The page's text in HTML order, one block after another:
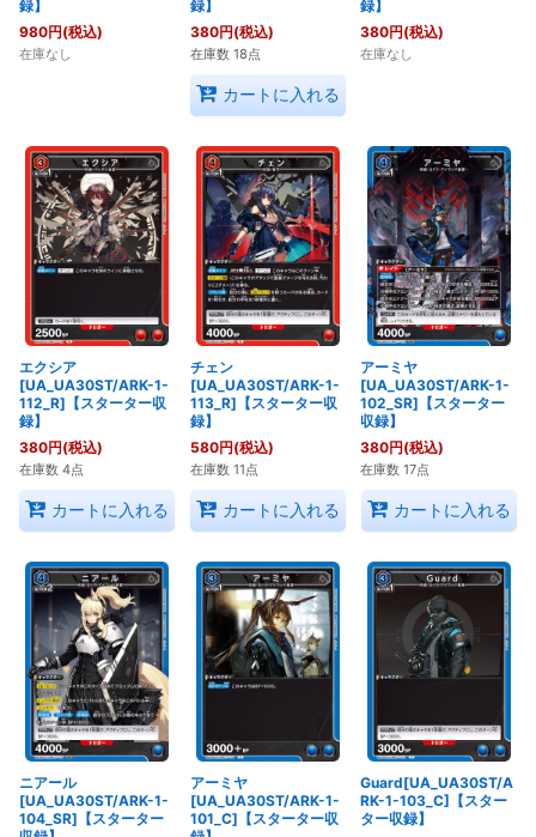
録】
980円(税込)
在庫なし
録】
380円(税込)
在庫数 18点
カートに入れる
録】
380円(税込)
在庫なし
エクシア
[UA_UA30ST/ARK-1-
112_R]【スターター収
録】
380円(税込)
在庫数 4点
カートに入れる
チェン
[UA_UA30ST/ARK-1-
113_R]【スターター収
録】
580円(税込)
在庫数 11点
カートに入れる
アーミヤ
[UA_UA30ST/ARK-1-
102_SR]【スターター
収録】
380円(税込)
在庫数 17点
カートに入れる
ニアール
[UA_UA30ST/ARK-1-
104_SR]【スターター
アーミヤ
[UA_UA30ST/ARK-1-
101_C]【スターター収
Guard[UA_UA30ST/A
RK-1-103_C]【スター
ター収録】